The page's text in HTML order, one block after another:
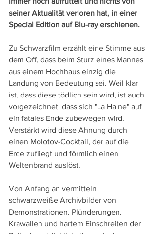
seiner Aktualität verloren hat, in einer
Special Edition auf Blu-ray erschienen.
Zu Schwarzfilm erzählt eine Stimme aus
dem Off, dass beim Sturz eines Mannes
aus einem Hochhaus einzig die
Landung von Bedeutung sei. Weil klar
ist, dass diese tödlich sein wird, ist auch
vorgezeichnet, dass sich "La Haine" auf
ein fatales Ende zubewegen wird.
Verstärkt wird diese Ahnung durch
einen Molotov-Cocktail, der auf die
Erde zufliegt und förmlich einen
Weltenbrand auslöst.
Von Anfang an vermitteln
schwarzweiße Archivbilder von
Demonstrationen, Plünderungen,
Krawallen und hartem Einschreiten der